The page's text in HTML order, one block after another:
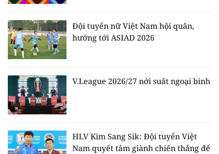
Đội tuyển nữ Việt Nam hội quân,
hướng tới ASIAD 2026
V.League 2026/27 nới suất ngoại binh
HLV Kim Sang Sik: Đội tuyển Việt
Nam quyết tâm giành chiến thắng để